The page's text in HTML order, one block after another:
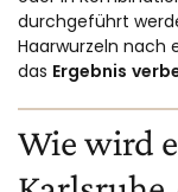
durchgeführt
Haarwurzeln nach
das Ergebnis
Wie wird